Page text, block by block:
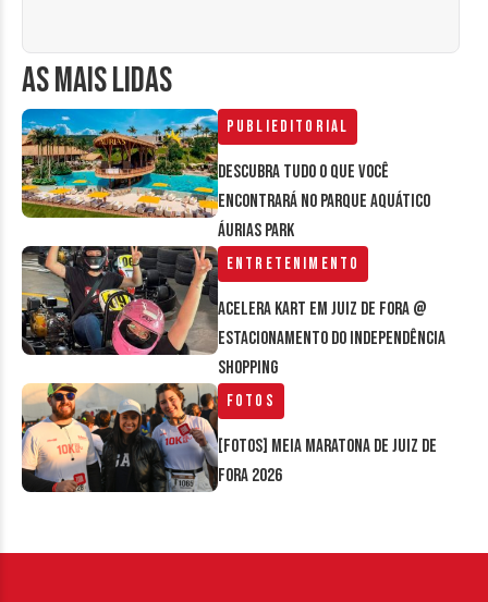
AS MAIS LIDAS
Publieditorial
Descubra tudo o que você
encontrará no parque aquático
Áurias Park
Entretenimento
Acelera Kart em Juiz de Fora @
estacionamento do Independência
Shopping
Fotos
[FOTOS] Meia Maratona de Juiz de
Fora 2026